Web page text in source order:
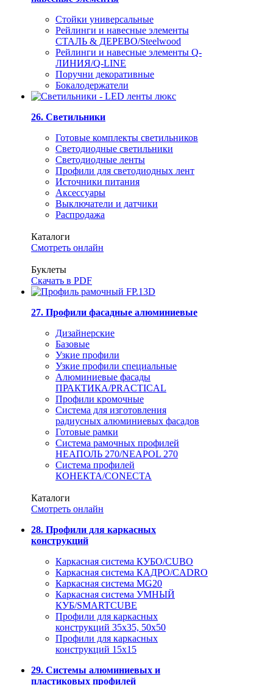
Стойки универсальные
Рейлинги и навесные элементы
СТАЛЬ & ДЕРЕВО/Steelwood
Рейлинги и навесные элементы Q-
ЛИНИЯ/Q-LINE
Поручни декоративные
Бокалодержатели
26. Светильники
Готовые комплекты светильников
Светодиодные светильники
Светодиодные ленты
Профили для светодиодных лент
Источники питания
Аксессуары
Выключатели и датчики
Распродажа
Каталоги
Смотреть онлайн
Буклеты
Скачать в PDF
27. Профили фасадные алюминиевые
Дизайнерские
Базовые
Узкие профили
Узкие профили специальные
Алюминиевые фасады
ПРАКТИКА/PRACTICAL
Профили кромочные
Система для изготовления
радиусных алюминиевых фасадов
Готовые рамки
Система рамочных профилей
НЕАПОЛЬ 270/NEAPOL 270
Система профилей
КОНЕКТА/CONECTA
Каталоги
Смотреть онлайн
28. Профили для каркасных
конструкций
Каркасная система КУБО/CUBO
Каркасная система КАДРО/CADRO
Каркасная система MG20
Каркасная система УМНЫЙ
КУБ/SMARTCUBE
Профили для каркасных
конструкций 35x35, 50x50
Профили для каркасных
конструкций 15х15
29. Системы алюминиевых и
пластиковых профилей